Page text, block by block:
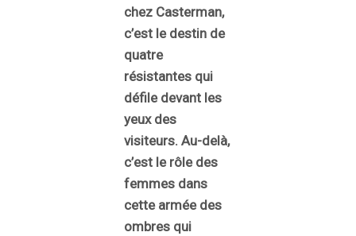
chez Casterman,
c’est le destin de
quatre
résistantes qui
défile devant les
yeux des
visiteurs. Au-delà,
c’est le rôle des
femmes dans
cette armée des
ombres qui